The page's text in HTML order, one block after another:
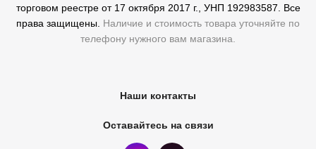
торговом реестре от 17 октября 2017 г., УНП 192983587. Все
права защищены. Наличие и стоимость товара уточняйте по
телефону нужного вам магазина.
Наши контакты
Оставайтесь на связи